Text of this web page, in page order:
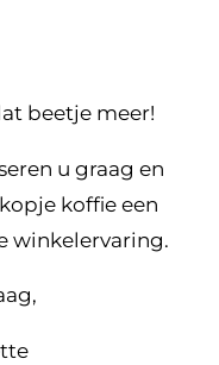
beetje meer!
u graag en
koffie een
winkelervaring.